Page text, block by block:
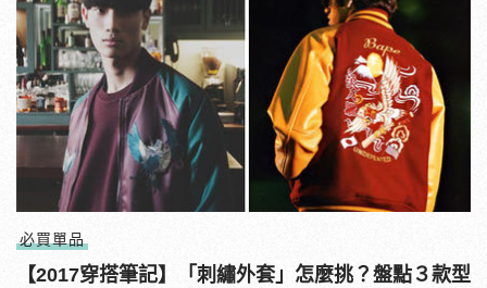
必買單品
【2017穿搭筆記】「刺繡外套」怎麼挑？盤點３款型